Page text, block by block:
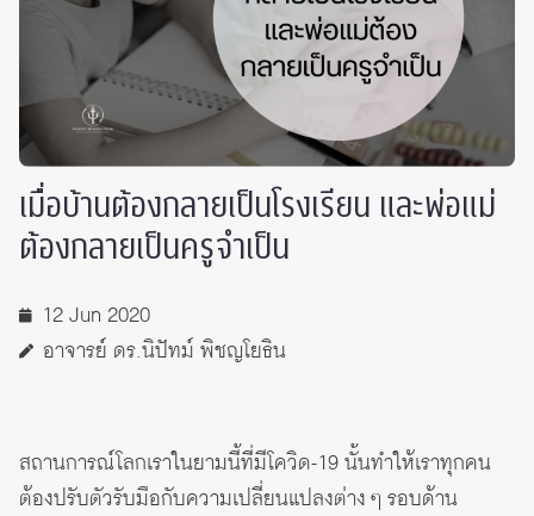
เมื่อบ้านต้องกลายเป็นโรงเรียน และพ่อแม่
ต้องกลายเป็นครูจำเป็น
12 Jun 2020
อาจารย์ ดร.นิปัทม์ พิชญโยธิน
สถานการณ์โลกเราในยามนี้ที่มีโควิด-19 นั้นทำให้เราทุกคน
ต้องปรับตัวรับมือกับความเปลี่ยนแปลงต่าง ๆ รอบด้าน